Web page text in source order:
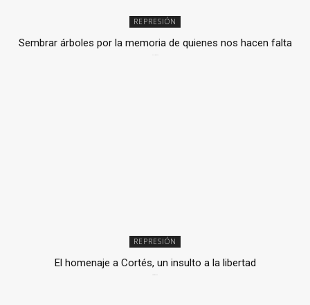
REPRESIÓN
Sembrar árboles por la memoria de quienes nos hacen falta
REPRESIÓN
El homenaje a Cortés, un insulto a la libertad